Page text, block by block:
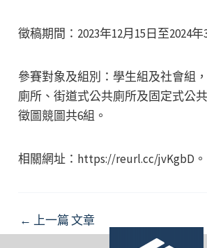
徵稿期間：2023年12月15日至2024年
參賽對象及組別：學生組及社會組
廁所、街道式公共廁所及固定式公
徵圖競圖共6組。
相關網址：https://reurl.cc/jvKgbD。
Post
navigation
← 上一篇 文章